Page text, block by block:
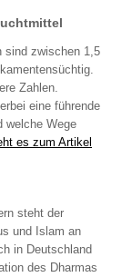
sind zwischen 1,5
Zahlen.
eine führende
welche Wege
es zum Artikel
steht der
und Islam an
in Deutschland
des Dharmas